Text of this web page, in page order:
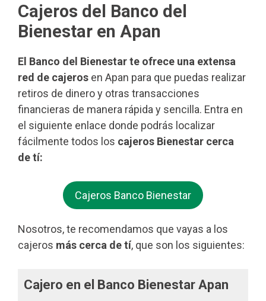
Cajeros del Banco del
Bienestar en Apan
El Banco del Bienestar te ofrece una extensa
red de cajeros en Apan para que puedas realizar
retiros de dinero y otras transacciones
financieras de manera rápida y sencilla. Entra en
el siguiente enlace donde podrás localizar
fácilmente todos los cajeros Bienestar cerca
de tí:
Cajeros Banco Bienestar
Nosotros, te recomendamos que vayas a los
cajeros más cerca de tí, que son los siguientes:
Cajero en el Banco Bienestar Apan